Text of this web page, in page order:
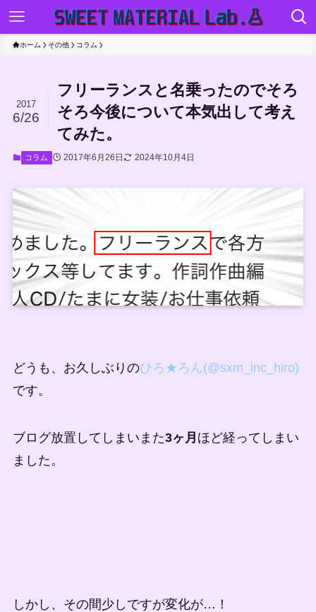
ホーム その他 コラム
フリーランスと名乗ったのでそろ
そろ今後について本気出して考え
てみた。
2017
6/26
コラム 2017年6月26日 2024年10月4日
どうも、お久しぶりのひろ★ろん(@sxm_inc_hiro)
です。
ブログ放置してしまいまた3ヶ月 ほど経ってしまい
ました。
しかし、その間少しですが変化が…！